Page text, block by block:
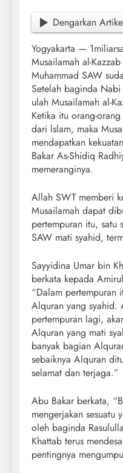
Dengarkan
Yogyakarta —
Musailamah al-
Muhammad SAW
Setelah baginda
ulah Musailamah al-
Ketika itu orang-
dari lslam, maka
mendapatkan
Bakar As-Shidiq
memeranginya.
Allah SWT memberi
Musailamah dapat
pertempuran itu, satu
SAW mati syahid,
Sayyidina Umar bin
berkata kepada
“Dalam pertempuran
Alquran yang syahid.
pertempuran lagi,
Alquran yang mati
banyak bagian
sebaiknya Alquran
selamat dan terjaga.”
Abu Bakar berkata,
mengerjakan sesuatu
oleh baginda
Khattab terus
pentingnya